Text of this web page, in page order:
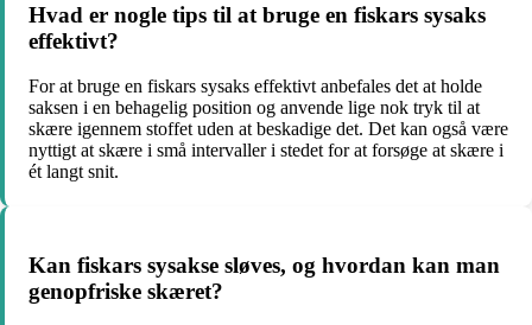
Hvad er nogle tips til at bruge en fiskars sysaks
effektivt?
For at bruge en fiskars sysaks effektivt anbefales det at holde
saksen i en behagelig position og anvende lige nok tryk til at
skære igennem stoffet uden at beskadige det. Det kan også være
nyttigt at skære i små intervaller i stedet for at forsøge at skære i
ét langt snit.
Kan fiskars sysakse sløves, og hvordan kan man
genopfriske skæret?